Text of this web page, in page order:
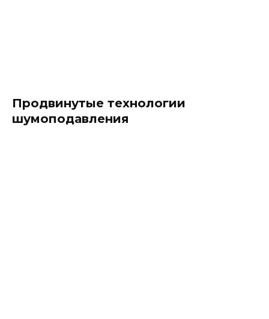
Продвинутые технологии
шумоподавления